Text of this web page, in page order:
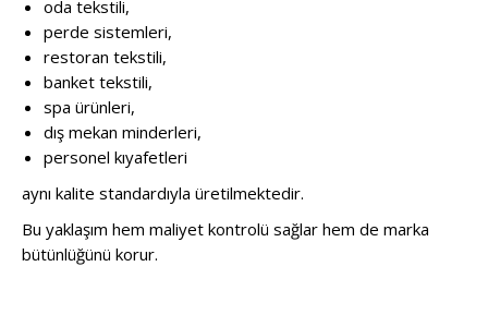
oda tekstili,
perde sistemleri,
restoran tekstili,
banket tekstili,
spa ürünleri,
dış mekan minderleri,
personel kıyafetleri
aynı kalite standardıyla üretilmektedir.
Bu yaklaşım hem maliyet kontrolü sağlar hem de marka
bütünlüğünü korur.